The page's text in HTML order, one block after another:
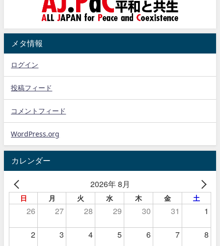
メタ情報
ログイン
投稿フィード
コメントフィード
WordPress.org
カレンダー
2026年 8月
日 月 火 水 木 金 土
26 27 28 29 30 31 1
2 3 4 5 6 7 8